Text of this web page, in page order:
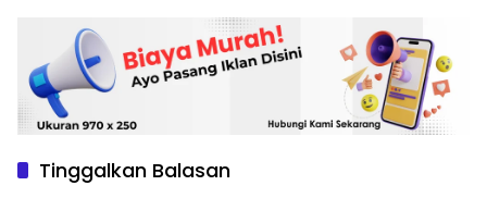
Tinggalkan Balasan